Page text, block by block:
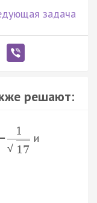
задача
решают:
1
√ 17
и